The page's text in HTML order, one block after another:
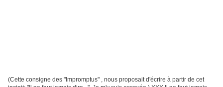
(Cette consigne des "Impromptus" , nous proposait d'écrire à partir de cet